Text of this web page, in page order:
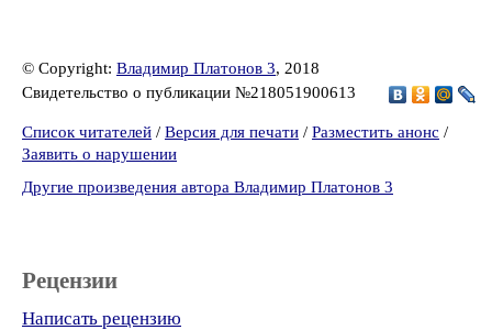
© Copyright: Владимир Платонов 3, 2018
Свидетельство о публикации №218051900613
Список читателей / Версия для печати / Разместить анонс /
Заявить о нарушении
Другие произведения автора Владимир Платонов 3
Рецензии
Написать рецензию